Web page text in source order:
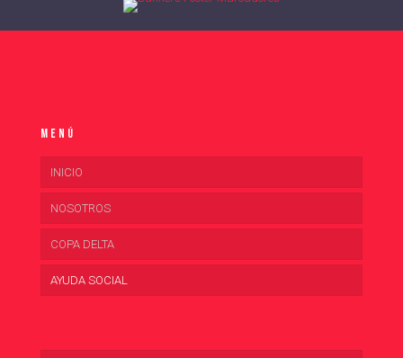
Menú
INICIO
NOSOTROS
COPA DELTA
AYUDA SOCIAL